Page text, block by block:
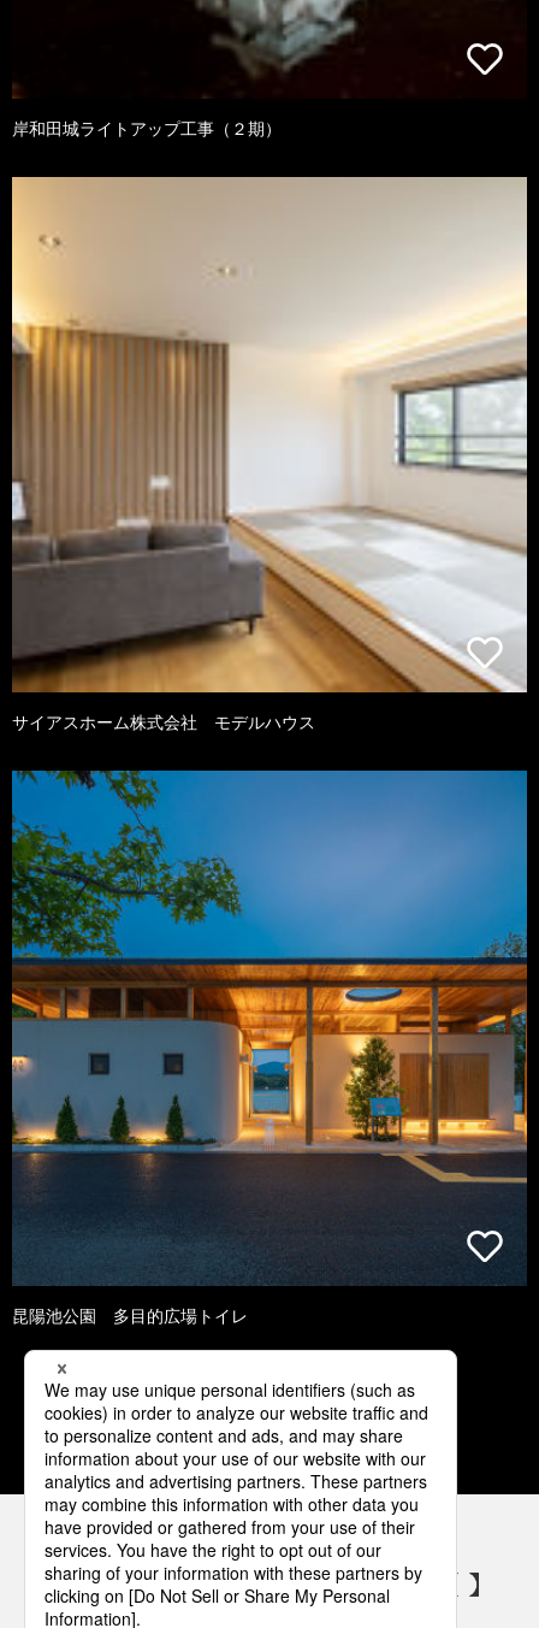
岸和田城ライトアップ工事（２期）
サイアスホーム株式会社 モデルハウス
昆陽池公園 多目的広場トイレ
1 2 3 4 5
パナソニックの電気設備 SNSアカウント